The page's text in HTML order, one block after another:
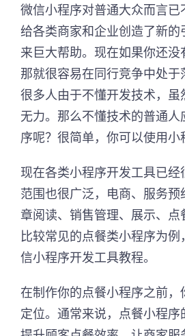
微信小程序对普通大众而言
给各类商家和企业创造了新的
来巨大帮助。现在如果你还没
那就很容易在同行竞争中处于
很多人由于不懂开发技术，
无力。那么不懂技术的普通
序呢？很简单，你可以使用小
现在各类小程序开发工具已经
范围也很广泛，电商、服务
章阅读、销售管理、展示、
比较常见的点餐类小程序为
信小程序开发工具教程。
在制作你的点餐小程序之前，
定位。通常来说，点餐小程